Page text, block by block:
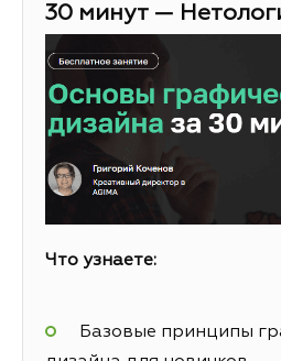
30 минут —
Что узнаете:
Базовые принципы